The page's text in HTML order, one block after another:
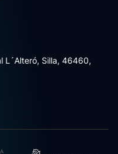
L´Alteró, Silla, 46460,